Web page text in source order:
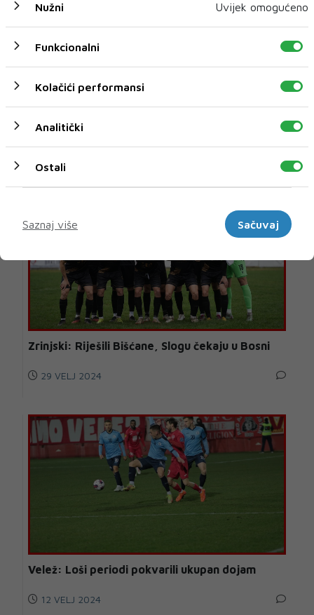
Zrinjski: Riješili Bišćane, Slogu čekaju u Bosni
29 VELJ 2024
Velež: Loši periodi pokvarili ukupan dojam
12 VELJ 2024
Nužni Uvijek omogućeno
Funkcionalni
Kolačići performansi
Analitički
Ostali
Saznaj više
Sačuvaj